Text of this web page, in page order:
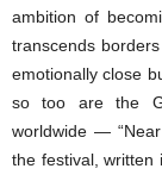
ambition of
transcends
emotionally close
so too are the
worldwide —
the festival, written